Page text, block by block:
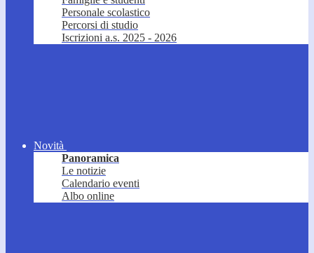
Personale scolastico
Percorsi di studio
Iscrizioni a.s. 2025 - 2026
Novità
Panoramica
Le notizie
Calendario eventi
Albo online